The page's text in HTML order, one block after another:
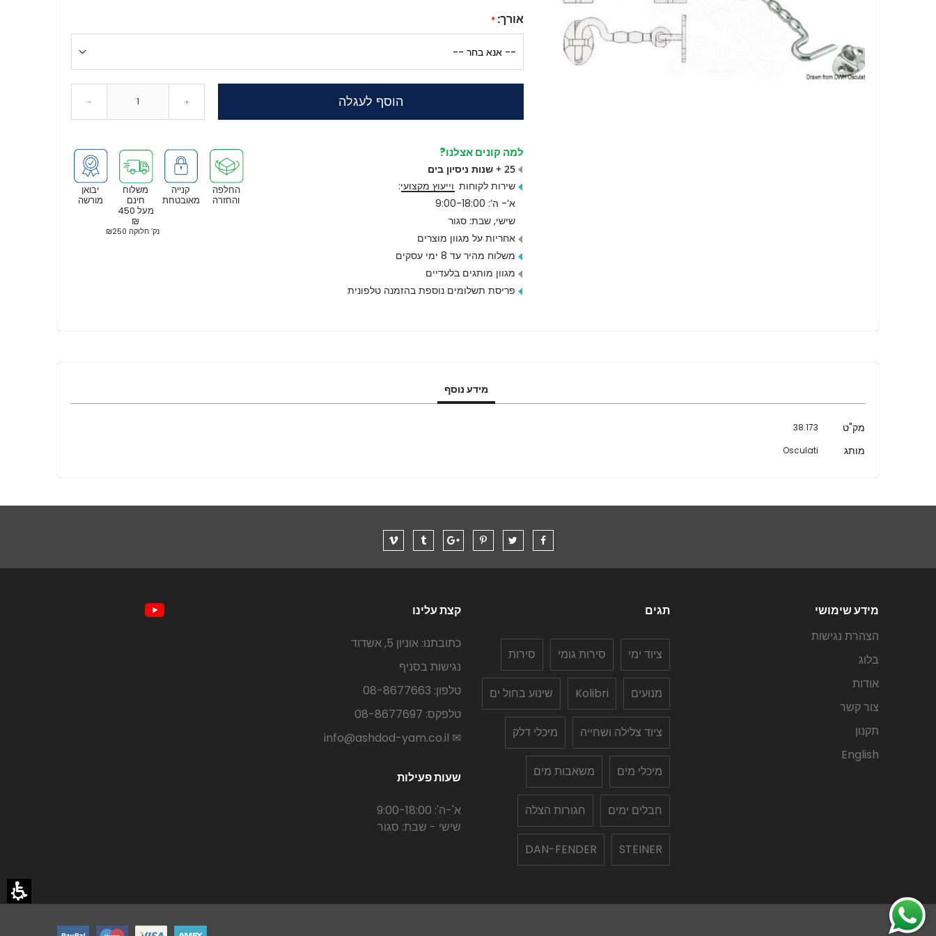
אורך:
- + הוסף לעגלה
יבואן
מורשה
משלוח
חינם
מעל 450
₪
נק’ חלוקה ₪250
קנייה
מאובטחת
החלפה
והחזרה
למה קונים אצלנו?
25 + שנות ניסיון בים
שירות לקוחות וייעוץ מקצועי:
א’- ה’: 9:00-18:00
שישי, שבת: סגור
אחריות על מגוון מוצרים
משלוח מהיר עד 8 ימי עסקים
מגוון מותגים בלעדיים
פריסת תשלומים נוספת בהזמנה טלפונית
מידע נוסף
מידע
נוסף
מק"ט 38.173
מותג Osculati
מידע שימושי
הצהרת נגישות
בלוג
אודות
צור קשר
תקנון
English
תגים
ציוד ימי סירות גומי סירות
מנועים Kolibri שינוע בחול ים
ציוד צלילה ושחייה מיכלי דלק
מיכלי מים משאבות מים
חבלים ימים חגורות הצלה
STEINER
DAN-FENDER
קצת עלינו
כתובתנו: אוניון 5, אשדוד
נגישות בסניף
טלפון: 08-8677663
טלפקס: 08-8677697
✉ info@ashdod-yam.co.il
שעות פעילות
א'-ה': 9:00-18:00
שישי - שבת: סגור